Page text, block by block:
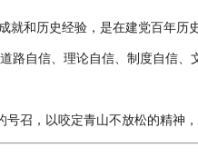
就和历史经验，是在建党百年
路自信、理论自信、制度自信
召，以咬定青山不放松的精神